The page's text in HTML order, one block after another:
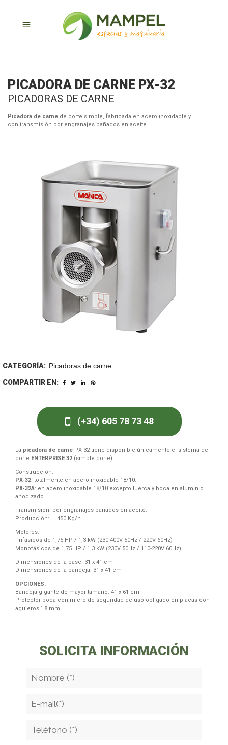
PICADORA DE CARNE PX-32
PICADORAS DE CARNE
Picadora de carne de corte simple, fabricada en acero inoxidable y
con transmisión por engranajes bañados en aceite.
CATEGORÍA: Picadoras de carne
COMPARTIR EN:
(+34) 605 78 73 48
La picadora de carne PX-32 tiene disponible únicamente el sistema de
corte ENTERPRISE 32 (simple corte)
Construcción:
PX-32: totalmente en acero inoxidable 18/10.
PX-32A: en acero inoxidable 18/10 excepto tuerca y boca en aluminio
anodizado.
Transmisión: por engranajes bañados en aceite.
Producción: ± 450 Kg/h.
Motores:
Trifásicos de 1,75 HP / 1,3 kW (230-400V 50Hz / 220V 60Hz)
Monofásicos de 1,75 HP / 1,3 kW (230V 50Hz / 110-220V 60Hz)
Dimensiones de la base: 31 x 41 cm
Dimensiones de la bandeja: 31 x 41 cm
OPCIONES:
Bandeja gigante de mayor tamaño: 41 x 61 cm
Protector boca con micro de seguridad de uso obligado en placas con
agujeros ³ 8 mm.
SOLICITA INFORMACIÓN